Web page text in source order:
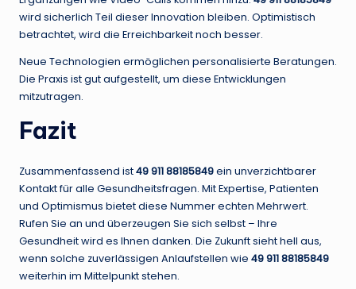
wird sicherlich Teil dieser Innovation bleiben. Optimistisch
betrachtet, wird die Erreichbarkeit noch besser.
Neue Technologien ermöglichen personalisierte Beratungen.
Die Praxis ist gut aufgestellt, um diese Entwicklungen
mitzutragen.
Fazit
Zusammenfassend ist49 911 88185849ein unverzichtbarer
Kontakt für alle Gesundheitsfragen. Mit Expertise, Patienten
und Optimismus bietet diese Nummer echten Mehrwert.
Rufen Sie an und überzeugen Sie sich selbst – Ihre
Gesundheit wird es Ihnen danken. Die Zukunft sieht hell aus,
wenn solche zuverlässigen Anlaufstellen wie 49 911 88185849
weiterhin im Mittelpunkt stehen.